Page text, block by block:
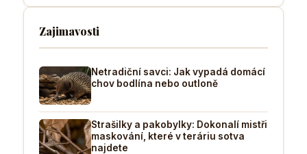
Zajimavosti
Netradiční savci: Jak vypadá domácí
chov bodlína nebo outloně
Strašilky a pakobylky: Dokonalí mistři
maskování, které v teráriu sotva
najdete